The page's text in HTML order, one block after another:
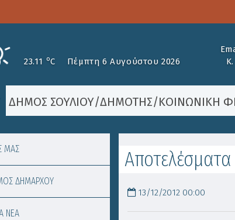
23.11 oC Πέμπτη 6 Αυγούστου 2026
ΔΗΜΟΣ ΣΟΥΛΙΟΥ/ΔΗΜΟΤΗΣ/ΚΟΙΝΩΝΙΚΉ
13/12/2012 00:00
ΜΑΣ
ΔΗΜΑΡΧΟΥ
ΝΕΑ